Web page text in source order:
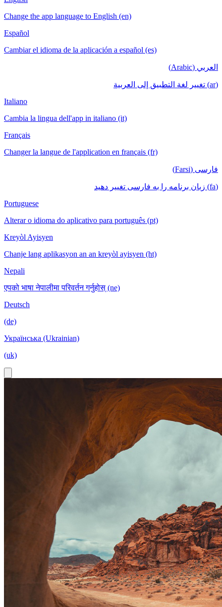
Change the app language to English (en)
Español
Cambiar el idioma de la aplicación a español (es)
العربي (Arabic)
(ar) تغيير لغة التطبيق إلى العربية
Italiano
Cambia la lingua dell'app in italiano (it)
Français
Changer la langue de l'application en français (fr)
فارسی (Farsi)
(fa) زبان برنامه را به فارسی تغییر دهید
Portuguese
Alterar o idioma do aplicativo para português (pt)
Kreyòl Ayisyen
Chanje lang aplikasyon an an kreyòl ayisyen (ht)
Nepali
एपको भाषा नेपालीमा परिवर्तन गर्नुहोस् (ne)
Deutsch
(de)
Українська (Ukrainian)
(uk)